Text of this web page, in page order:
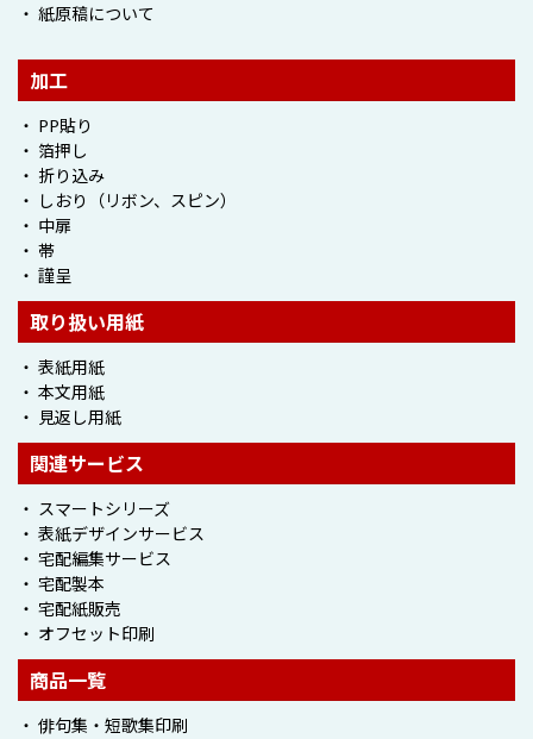
・ 紙原稿について
加工
・ PP貼り
・ 箔押し
・ 折り込み
・ しおり（リボン、スピン）
・ 中扉
・ 帯
・ 謹呈
取り扱い用紙
・ 表紙用紙
・ 本文用紙
・ 見返し用紙
関連サービス
・ スマートシリーズ
・ 表紙デザインサービス
・ 宅配編集サービス
・ 宅配製本
・ 宅配紙販売
・ オフセット印刷
商品一覧
・ 俳句集・短歌集印刷